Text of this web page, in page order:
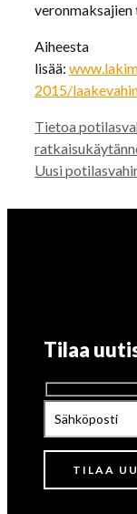
veronmaksajien
Aiheesta
lisää:
2015/
Tietoa
Uusi
Tilaa